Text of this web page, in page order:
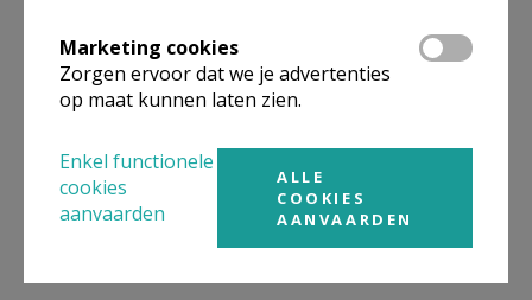
Marketing cookies
Zorgen ervoor dat we je advertenties
op maat kunnen laten zien.
Enkel functionele
cookies
aanvaarden
ALLE
COOKIES
AANVAARDEN